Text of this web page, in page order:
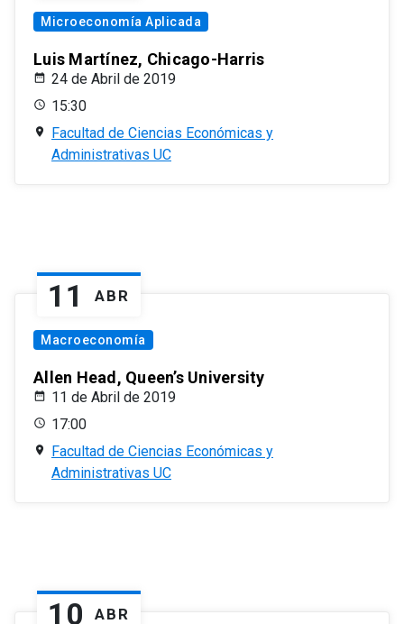
Microeconomía Aplicada
Luis Martínez, Chicago-Harris
24 de Abril de 2019
15:30
Facultad de Ciencias Económicas y
Administrativas UC
11 ABR
Macroeconomía
Allen Head, Queen’s University
11 de Abril de 2019
17:00
Facultad de Ciencias Económicas y
Administrativas UC
10 ABR